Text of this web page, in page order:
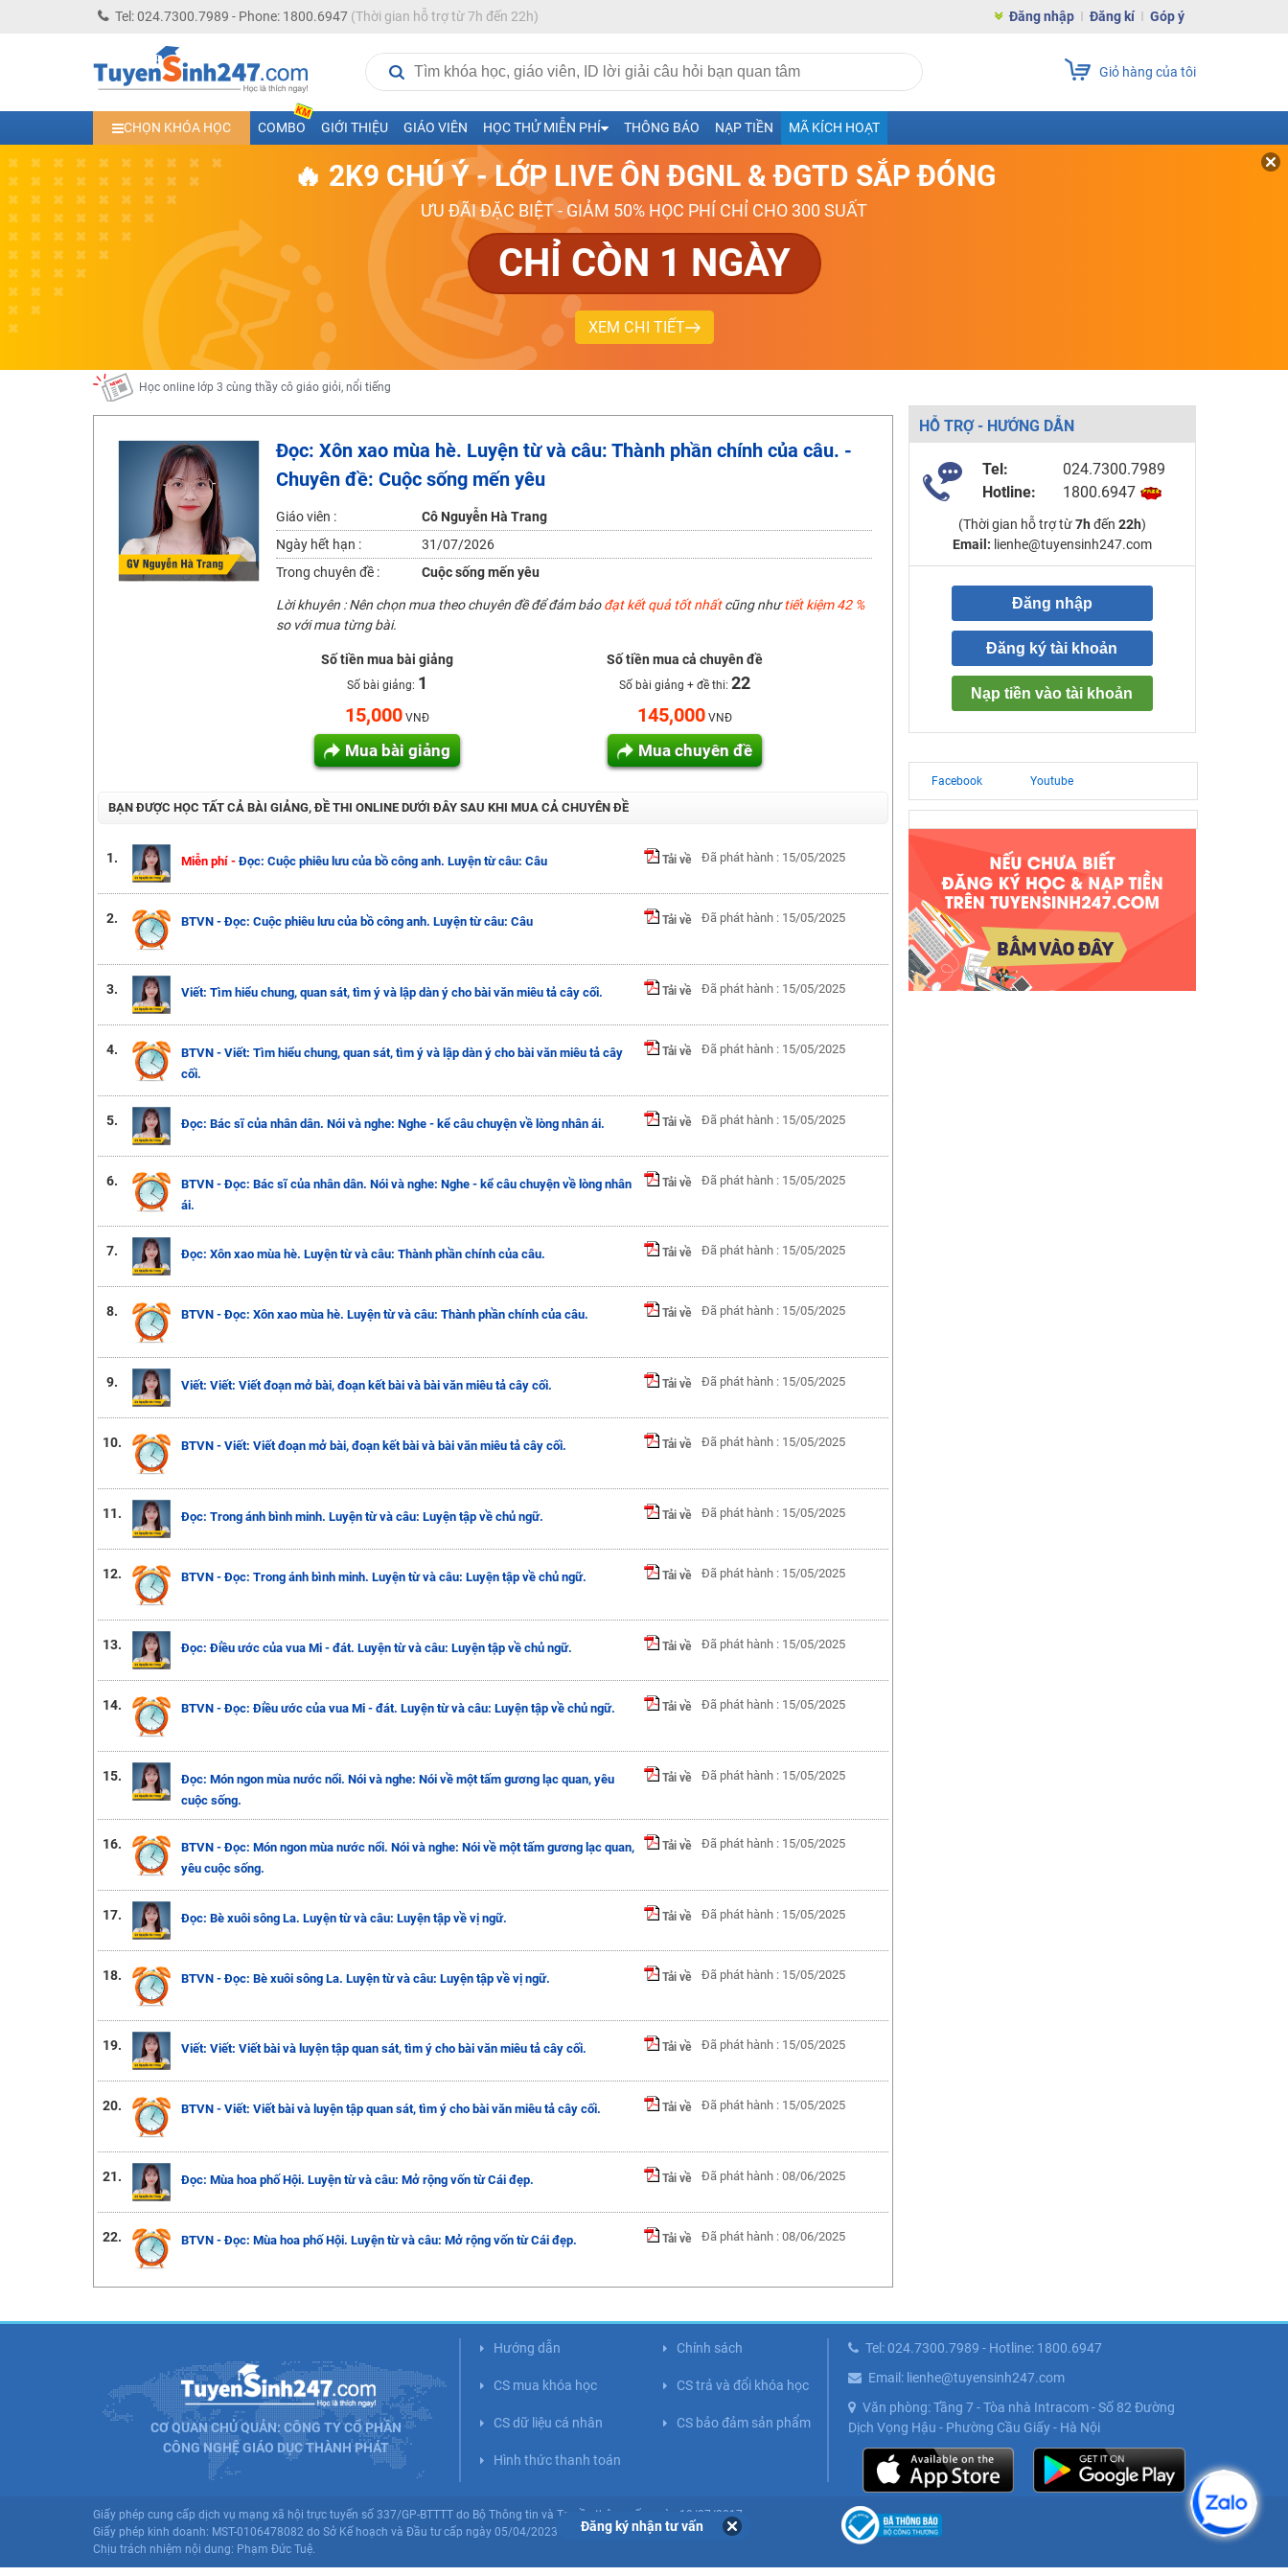
Tel: 024.7300.7989 - Phone: 1800.6947(Thời gian hỗ trợ từ 7h đến 22h) Đăng nhập Đăng kí Góp ý
Giỏ hàng của tôi
CHỌN KHÓA HỌC COMBO GIỚI THIỆU GIÁO VIÊN HỌC THỬ MIỄN PHÍ THÔNG BÁO NẠP TIỀN MÃ KÍCH HOẠT
🔥 2K9 CHÚ Ý - LỚP LIVE ÔN ĐGNL & ĐGTD SẮP ĐÓNG
ƯU ĐÃI ĐẶC BIỆT - GIẢM 50% HỌC PHÍ CHỈ CHO 300 SUẤT
CHỈ CÒN 1 NGÀY
XEM CHI TIẾT
Học trực tuyến lớp 10 các môn Toán - Lý - Hóa - Văn - Anh- Sinh-Sử-Địa cùng Thầy Cô giỏi, nổi tiếng
Học online trực tuyến cấp Tiểu học và THCS năm học 2026-2027
Học online lớp 5 cùng thầy cô giáo giỏi, nổi tiếng
Học online lớp 7 cùng thầy cô giáo giỏi
Học online lớp 6 cùng thầy cô giỏi, nổi tiếng
Học online lớp 8 cùng thầy cô giáo giỏi
2K13! Bứt Phá Lớp 5 Năm Học 2023 - 2024
Học online lớp 4 cùng thầy cô giáo giỏi, nổi tiếng
Học online lớp 3 cùng thầy cô giáo giỏi, nổi tiếng
Học online lớp 2 với thầy cô giáo giỏi, nổi tiếng
2K6! Lộ Trình Sun 2024 - Ba bước luyện thi TN THPT - ĐH ít nhất 25 điểm
Hot! Lễ hội đồng giá 449K - 499K toàn bộ khoá học tại Tuyensinh247 (Từ 16-18/07/2025)
Khuyến Mãi Khoá Học 1K Chỉ Từ 11-13/09/2024
Đồng giá khóa học 499K - 399K (13/11-15/11)
Khai giảng các khóa lớp 9 Toán - Lý - Hóa - Văn - Anh năm 2018
Luyện thi vào lớp 10 môn Toán, Văn, Hóa, Anh, Lý với giáo viên giỏi và nổi tiếng
Đọc: Xôn xao mùa hè. Luyện từ và câu: Thành phần chính của câu. -
Chuyên đề: Cuộc sống mến yêu
Giáo viên :
Cô Nguyễn Hà Trang
Ngày hết hạn :
31/07/2026
Trong chuyên đề :
Cuộc sống mến yêu
Lời khuyên : Nên chọn mua theo chuyên đề để đảm bảođạt kết quả tốt nhấtcũng nhưtiết kiệm 42 %
so với mua từng bài.
Số tiền mua bài giảng
Số bài giảng: 1
15,000VNĐ
Mua bài giảng
Số tiền mua cả chuyên đề
Số bài giảng + đề thi: 22
145,000 VNĐ
Mua chuyên đề
BẠN ĐƯỢC HỌC TẤT CẢ BÀI GIẢNG, ĐỀ THI ONLINE DƯỚI ĐÂY SAU KHI MUA CẢ CHUYÊN ĐỀ
1. Miễn phí -Đọc: Cuộc phiêu lưu của bồ công anh. Luyện từ câu: Câu Tải về Đã phát hành : 15/05/2025
2. BTVN - Đọc: Cuộc phiêu lưu của bồ công anh. Luyện từ câu: Câu Tải về Đã phát hành : 15/05/2025
3. Viết: Tìm hiểu chung, quan sát, tìm ý và lập dàn ý cho bài văn miêu tả cây cối. Tải về Đã phát hành : 15/05/2025
4.
BTVN - Viết: Tìm hiểu chung, quan sát, tìm ý và lập dàn ý cho bài văn miêu tả cây
cối.
Tải về Đã phát hành : 15/05/2025
5. Đọc: Bác sĩ của nhân dân. Nói và nghe: Nghe - kể câu chuyện về lòng nhân ái. Tải về Đã phát hành : 15/05/2025
6.
BTVN - Đọc: Bác sĩ của nhân dân. Nói và nghe: Nghe - kể câu chuyện về lòng nhân
ái.
Tải về Đã phát hành : 15/05/2025
7. Đọc: Xôn xao mùa hè. Luyện từ và câu: Thành phần chính của câu. Tải về Đã phát hành : 15/05/2025
8. BTVN - Đọc: Xôn xao mùa hè. Luyện từ và câu: Thành phần chính của câu. Tải về Đã phát hành : 15/05/2025
9. Viết: Viết: Viết đoạn mở bài, đoạn kết bài và bài văn miêu tả cây cối. Tải về Đã phát hành : 15/05/2025
10. BTVN - Viết: Viết đoạn mở bài, đoạn kết bài và bài văn miêu tả cây cối. Tải về Đã phát hành : 15/05/2025
11. Đọc: Trong ánh bình minh. Luyện từ và câu: Luyện tập về chủ ngữ. Tải về Đã phát hành : 15/05/2025
12. BTVN - Đọc: Trong ánh bình minh. Luyện từ và câu: Luyện tập về chủ ngữ. Tải về Đã phát hành : 15/05/2025
13. Đọc: Điều ước của vua Mi - đát. Luyện từ và câu: Luyện tập về chủ ngữ. Tải về Đã phát hành : 15/05/2025
14. BTVN - Đọc: Điều ước của vua Mi - đát. Luyện từ và câu: Luyện tập về chủ ngữ. Tải về Đã phát hành : 15/05/2025
15.
Đọc: Món ngon mùa nước nổi. Nói và nghe: Nói về một tấm gương lạc quan, yêu
cuộc sống.
Tải về Đã phát hành : 15/05/2025
16.
BTVN - Đọc: Món ngon mùa nước nổi. Nói và nghe: Nói về một tấm gương lạc quan,
yêu cuộc sống.
Tải về Đã phát hành : 15/05/2025
17. Đọc: Bè xuôi sông La. Luyện từ và câu: Luyện tập về vị ngữ. Tải về Đã phát hành : 15/05/2025
18. BTVN - Đọc: Bè xuôi sông La. Luyện từ và câu: Luyện tập về vị ngữ. Tải về Đã phát hành : 15/05/2025
19. Viết: Viết: Viết bài và luyện tập quan sát, tìm ý cho bài văn miêu tả cây cối. Tải về Đã phát hành : 15/05/2025
20. BTVN - Viết: Viết bài và luyện tập quan sát, tìm ý cho bài văn miêu tả cây cối. Tải về Đã phát hành : 15/05/2025
21. Đọc: Mùa hoa phố Hội. Luyện từ và câu: Mở rộng vốn từ Cái đẹp. Tải về Đã phát hành : 08/06/2025
22. BTVN - Đọc: Mùa hoa phố Hội. Luyện từ và câu: Mở rộng vốn từ Cái đẹp. Tải về Đã phát hành : 08/06/2025
HỖ TRỢ - HƯỚNG DẪN
Tel:
024.7300.7989
Hotline:
1800.6947
(Thời gian hỗ trợ từ7h đến 22h)
Email: lienhe@tuyensinh247.com
Đăng nhập
Đăng ký tài khoản
Nạp tiền vào tài khoản
Facebook Youtube
Đăng ký nhận tư vấn
CƠ QUAN CHỦ QUẢN: CÔNG TY CỔ PHẦN
CÔNG NGHỆ GIÁO DỤC THÀNH PHÁT
Hướng dẫn Chính sách
CS mua khóa học CS trả và đổi khóa học
CS dữ liệu cá nhân CS bảo đảm sản phẩm
Hình thức thanh toán
Tel: 024.7300.7989 - Hotline: 1800.6947
Email: lienhe@tuyensinh247.com
Văn phòng: Tầng 7 - Tòa nhà Intracom - Số 82 Đường
Dịch Vọng Hậu - Phường Cầu Giấy - Hà Nội
Giấy phép cung cấp dịch vụ mạng xã hội trực tuyến số 337/GP-BTTTT do Bộ Thông tin và Truyền thông cấp ngày 10/07/2017.
Giấy phép kinh doanh: MST-0106478082 do Sở Kế hoạch và Đầu tư cấp ngày 05/04/2023 (Lần 5).
Chịu trách nhiệm nội dung: Phạm Đức Tuệ.